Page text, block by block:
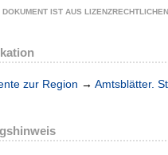
DOKUMENT IST AUS
zur Region → Amtsblätter.